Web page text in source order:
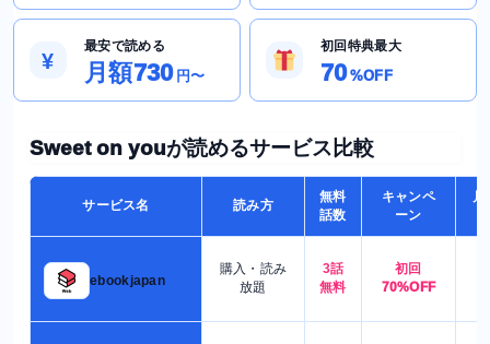
¥
最安で読める
月額730 円〜
初回特典最大
70%OFF
Sweet on youが読めるサービス比較
サービス名 読み方
無料
話数
キャンペ
ーン
月
ebookjapan
購入・読み
放題
3話
無料
初回
70%OFF